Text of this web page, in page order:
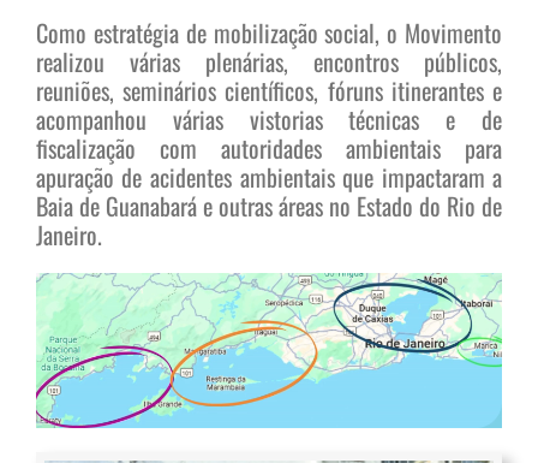
Como estratégia de mobilização social, o Movimento
realizou várias plenárias, encontros públicos,
reuniões, seminários científicos, fóruns itinerantes e
acompanhou várias vistorias técnicas e de
fiscalização com autoridades ambientais para
apuração de acidentes ambientais que impactaram a
Baia de Guanabará e outras áreas no Estado do Rio de
Janeiro.